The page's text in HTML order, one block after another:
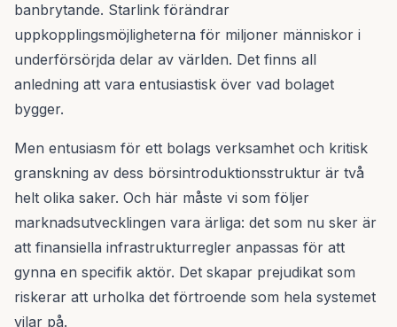
banbrytande. Starlink förändrar
uppkopplingsmöjligheterna för miljoner människor i
underförsörjda delar av världen. Det finns all
anledning att vara entusiastisk över vad bolaget
bygger.
Men entusiasm för ett bolags verksamhet och kritisk
granskning av dess börsintroduktionsstruktur är två
helt olika saker. Och här måste vi som följer
marknadsutvecklingen vara ärliga: det som nu sker är
att finansiella infrastrukturregler anpassas för att
gynna en specifik aktör. Det skapar prejudikat som
riskerar att urholka det förtroende som hela systemet
vilar på.